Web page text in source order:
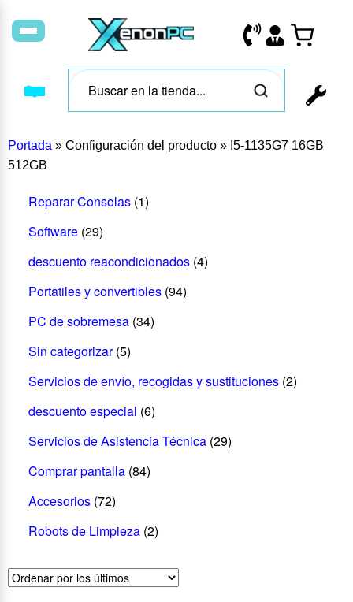
Portada » Configuración del producto » I5-1135G7 16GB
512GB
Reparar Consolas (1)
Software (29)
descuento reacondicionados (4)
Portatiles y convertibles (94)
PC de sobremesa (34)
Sin categorizar (5)
Servicios de envío, recogidas y sustituciones (2)
descuento especial (6)
Servicios de Asistencia Técnica (29)
Comprar pantalla (84)
Accesorios (72)
Robots de Limpieza (2)